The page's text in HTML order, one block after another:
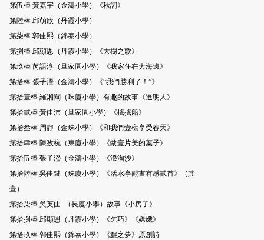
第伍棒 黃嘉宇（金濤小學）《秋詞》
第陸棒 邱萌欣（丹霞小學）
第柒棒 郭佳熙（錦泰小學）
第捌棒 邱顯恩（丹霞小學）《大樹之歌》
第玖棒 芮語淳（旦家園小學）《我家住在大海邊》
第拾棒 張子瀅（金濤小學）《“我們勝利了！”》
第拾壹棒 羅湘閩（珠廈小學）有趣的故事《透明人》
第拾貳棒 黃佳沛（旦家園小學）《搖搖船》
第拾叁棒 周靜（金珠小學）《和我們壹樣享受春天》
第拾肆棒 陳孜杭（東廈小學）《做壹片美的葉子》
第拾伍棒 張子瀅（金濤小學）《浪淘沙》
第拾陸棒 吳佳鍵（珠廈小學）《活水亭觀書有感貳首》（其
壹）
第拾柒棒 吳英佳 （長廈小學）故事《小房子》
第拾捌棒 邱顯恩（丹霞小學）《乞巧》《嫦娥》
第拾玖棒 郭佳熙（錦泰小學）《鯤之夢》原創詩